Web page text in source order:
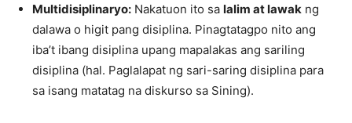
Multidisiplinaryo: Nakatuon ito sa lalim at lawak ng
dalawa o higit pang disiplina. Pinagtatagpo nito ang
iba’t ibang disiplina upang mapalakas ang sariling
disiplina (hal. Paglalapat ng sari-saring disiplina para
sa isang matatag na diskurso sa Sining).